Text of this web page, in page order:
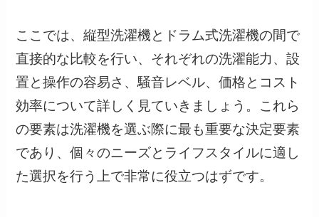
ここでは、縦型洗濯機とドラム式洗濯機の間で
直接的な比較を行い、それぞれの洗濯能力、設
置と操作の容易さ、騒音レベル、価格とコスト
効率について詳しく見ていきましょう。これら
の要素は洗濯機を選ぶ際に最も重要な決定要素
であり、個々のニーズとライフスタイルに適し
た選択を行う上で非常に役立つはずです。